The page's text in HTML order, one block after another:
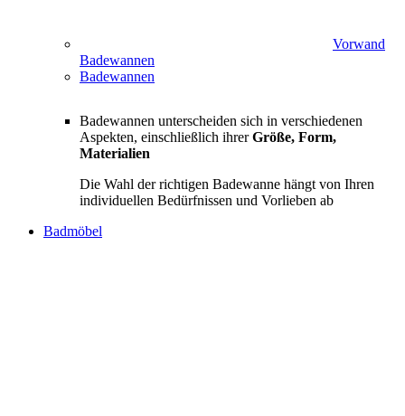
Vorwand
Badewannen
Badewannen
Badewannen unterscheiden sich in verschiedenen
Aspekten, einschließlich ihrerGröße, Form,
Materialien
Die Wahl der richtigen Badewanne hängt von Ihren
individuellen Bedürfnissen und Vorlieben ab
Badmöbel